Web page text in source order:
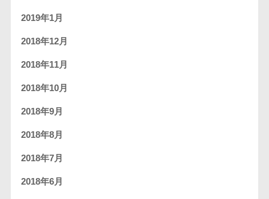
2019年1月
2018年12月
2018年11月
2018年10月
2018年9月
2018年8月
2018年7月
2018年6月